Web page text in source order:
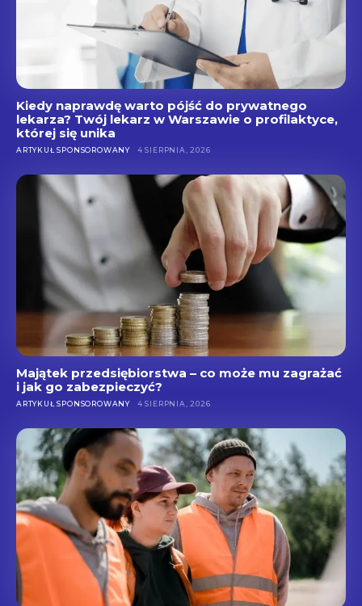
Kiedy naprawdę warto pójść do prywatnego
lekarza? Twój lekarz w Warszawie o profilaktyce,
której się unika
ARTYKUŁ SPONSOROWANY 4 SIERPNIA, 2026
Majątek przedsiębiorstwa – co może mu zagrażać
i jak go zabezpieczyć?
ARTYKUŁ SPONSOROWANY 4 SIERPNIA, 2026